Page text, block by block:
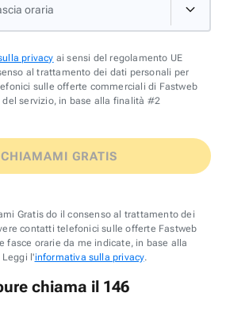
oraria
privacy ai sensi del regolamento UE
al trattamento dei dati personali per
sulle offerte commerciali di Fastweb
servizio, in base alla finalità #2
GRATIS
Gratis do il consenso al trattamento dei
contatti telefonici sulle offerte Fastweb
fasce orarie da me indicate, in base alla
l'informativa sulla privacy.
chiama il 146